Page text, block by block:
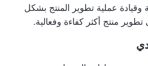
وقيادة عملية تطوير المنتج بشكل
منتج أكثر كفاءة وفعالية.